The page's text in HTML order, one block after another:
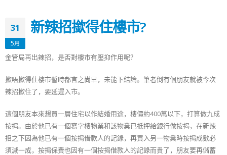
31
5月
新辣招撳得住樓市?
金管局再出辣招，是否對樓市有壓抑作用呢？
撳唔撳得住樓市暫時都言之尚早，未能下結論。筆者倒有個朋友就被今次
辣招撳住了，要延遲入市。
這個朋友本來想買一層住宅以作結婚用途，樓價約400萬以下，打算做九成
按揭。由於他已有一個寫字樓物業和該物業已抵押給銀行做按揭，在新辣
招之下因為他已有一個按揭借款人的記錄，再買入另一物業時按揭成數必
須減一成，按揭保費也因有一個按揭借款人的記錄而貴了，朋友要再儲蓄